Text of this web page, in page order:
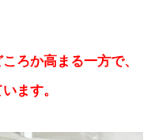
ろか高まる一方で、
ます。